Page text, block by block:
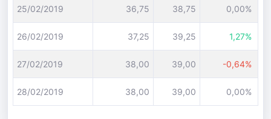
25/02/2019 36,75 38,75 0,00%
26/02/2019 37,25 39,25 1,27%
27/02/2019 38,00 39,00 -0,64%
28/02/2019 38,00 39,00 0,00%